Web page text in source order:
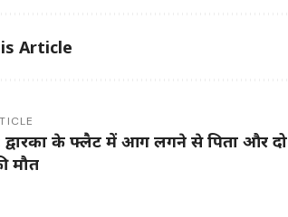
Article
द्वारका के फ्लैट में आग लगने से पिता और दो
मौत